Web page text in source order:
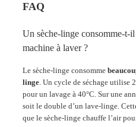
FAQ
Un sèche-linge consomme-t-
machine à laver ?
Le sèche-linge consomme
linge . Un cycle de séchage utilise
pour un lavage à 40°C. Sur une
soit le double d’un lave-linge​.
que le sèche-linge chauffe l’air